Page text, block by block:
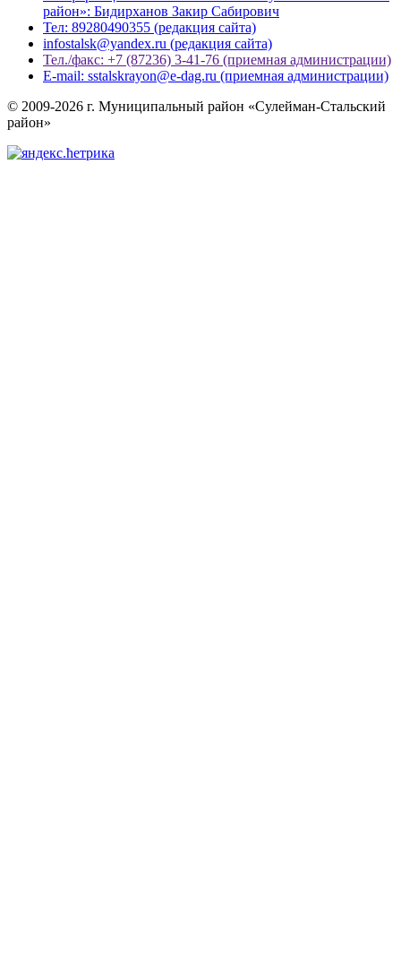
район»: Бидирханов Закир Сабирович
Тел: 89280490355 (редакция сайта)
infostalsk@yandex.ru (редакция сайта)
Тел./факс: +7 (87236) 3-41-76 (приемная администрации)
E-mail: sstalskrayon@e-dag.ru (приемная администрации)
© 2009-2026 г. Муниципальный район «Сулейман-Стальский
район»